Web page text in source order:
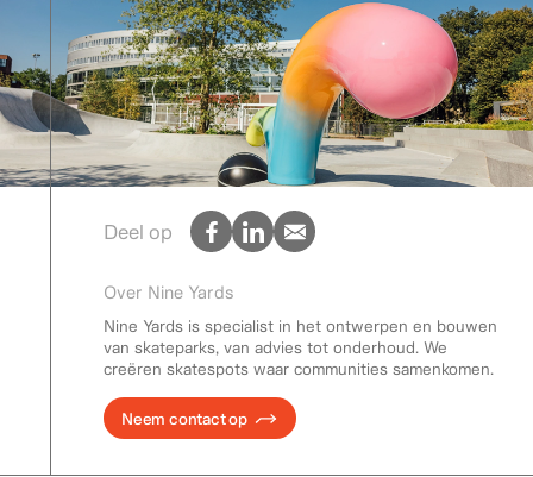
Deel op
Over Nine Yards
Nine Yards is specialist in het ontwerpen en bouwen
van skateparks, van advies tot onderhoud. We
creëren skatespots waar communities samenkomen.
Neem contact op